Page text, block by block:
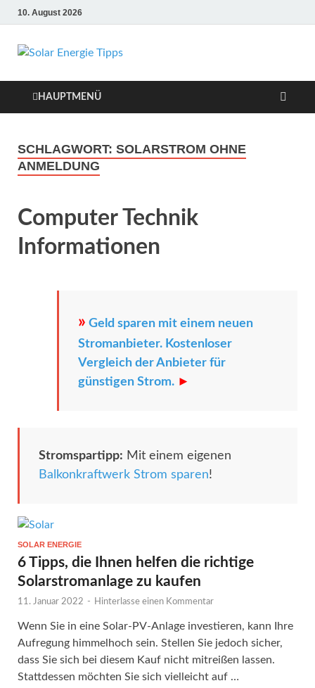
10. August 2026
Solar Energie
Tipps
Informationen und Tipps
HAUPTMENÜ
SCHLAGWORT: SOLARSTROM OHNE
ANMELDUNG
Computer Technik
Informationen
» Geld sparen mit einem neuen
Stromanbieter. Kostenloser
Vergleich der Anbieter für
günstigen Strom. ►
Stromspartipp: Mit einem eigenen
Balkonkraftwerk Strom sparen!
SOLAR ENERGIE
6 Tipps, die Ihnen helfen die richtige
Solarstromanlage zu kaufen
11. Januar 2022 - Hinterlasse einen Kommentar
Wenn Sie in eine Solar-PV-Anlage investieren, kann Ihre
Aufregung himmelhoch sein. Stellen Sie jedoch sicher,
dass Sie sich bei diesem Kauf nicht mitreißen lassen.
Stattdessen möchten Sie sich vielleicht auf …